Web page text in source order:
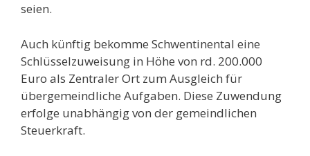
seien.
Auch künftig bekomme Schwentinental eine
Schlüsselzuweisung in Höhe von rd. 200.000
Euro als Zentraler Ort zum Ausgleich für
übergemeindliche Aufgaben. Diese Zuwendung
erfolge unabhängig von der gemeindlichen
Steuerkraft.